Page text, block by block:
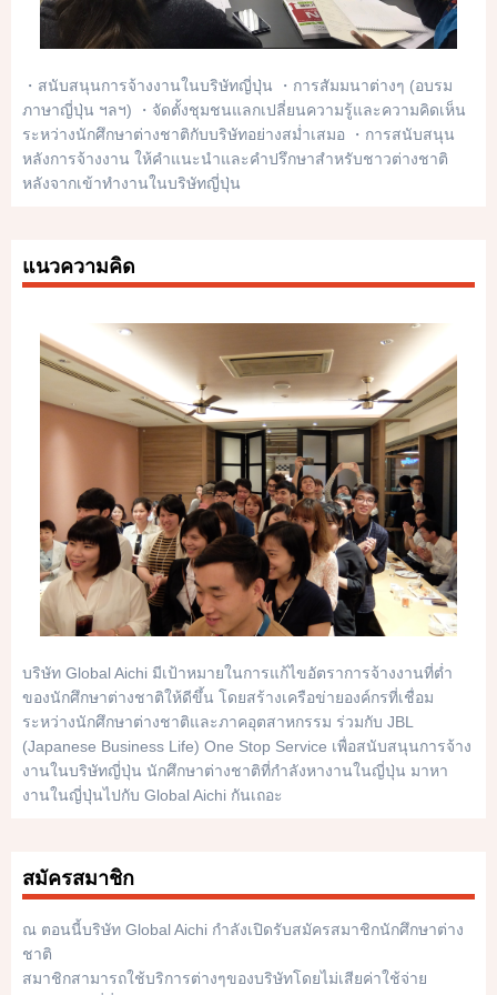
・สนับสนุนการจ้างงานในบริษัทญี่ปุ่น ・การสัมมนาต่างๆ (อบรม
ภาษาญี่ปุ่น ฯลฯ) ・จัดตั้งชุมชนแลกเปลี่ยนความรู้และความคิดเห็น
ระหว่างนักศึกษาต่างชาติกับบริษัทอย่างสม่ำเสมอ ・การสนับสนุน
หลังการจ้างงาน ให้คำแนะนำและคำปรึกษาสำหรับชาวต่างชาติ
หลังจากเข้าทำงานในบริษัทญี่ปุ่น
แนวความคิด
บริษัท Global Aichi มีเป้าหมายในการแก้ไขอัตราการจ้างงานที่ต่ำ
ของนักศึกษาต่างชาติให้ดีขึ้น โดยสร้างเครือข่ายองค์กรที่เชื่อม
ระหว่างนักศึกษาต่างชาติและภาคอุตสาหกรรม ร่วมกับ JBL
(Japanese Business Life) One Stop Service เพื่อสนับสนุนการจ้าง
งานในบริษัทญี่ปุ่น นักศึกษาต่างชาติที่กำลังหางานในญี่ปุ่น มาหา
งานในญี่ปุ่นไปกับ Global Aichi กันเถอะ
สมัครสมาชิก
ณ ตอนนี้บริษัท Global Aichi กำลังเปิดรับสมัครสมาชิกนักศึกษาต่าง
ชาติ
สมาชิกสามารถใช้บริการต่างๆของบริษัทโดยไม่เสียค่าใช้จ่าย